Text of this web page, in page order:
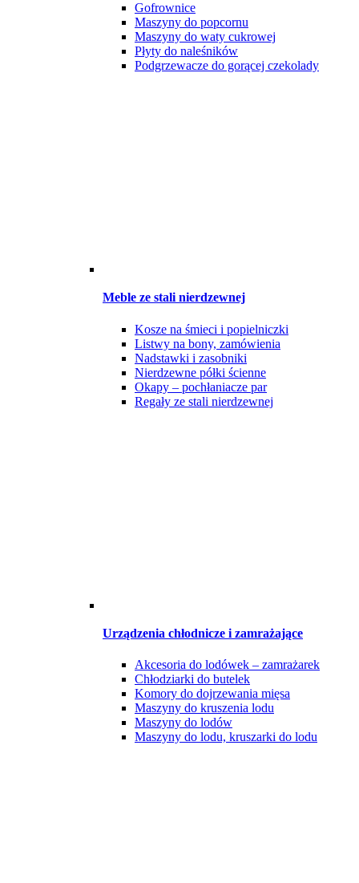
Gofrownice
Maszyny do popcornu
Maszyny do waty cukrowej
Płyty do naleśników
Podgrzewacze do gorącej czekolady
Meble ze stali nierdzewnej
Kosze na śmieci i popielniczki
Listwy na bony, zamówienia
Nadstawki i zasobniki
Nierdzewne półki ścienne
Okapy – pochłaniacze par
Regały ze stali nierdzewnej
Urządzenia chłodnicze i zamrażające
Akcesoria do lodówek – zamrażarek
Chłodziarki do butelek
Komory do dojrzewania mięsa
Maszyny do kruszenia lodu
Maszyny do lodów
Maszyny do lodu, kruszarki do lodu